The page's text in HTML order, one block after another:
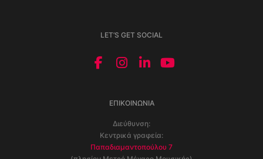
LET’S GET SOCIAL
ΕΠΙΚΟΙΝΩΝΊΑ
Διεύθυνση:
Κεντρικά γραφεία:
Παπαδιαμαντοπούλου 7